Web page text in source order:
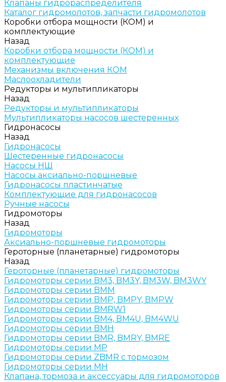
Клапаны гидрораспределителя
Каталог гидромолотов, запчасти гидромолотов
Коробки отбора мощности (КОМ) и
комплектующие
Назад
Коробки отбора мощности (КОМ) и
комплектующие
Механизмы включения КОМ
Маслоохладители
Редукторы и мультипликаторы
Назад
Редукторы и мультипликаторы
Мультипликаторы насосов шестеренных
Гидронасосы
Назад
Гидронасосы
Шестеренные гидронасосы
Насосы НШ
Насосы аксиально-поршневые
Гидронасосы пластинчатые
Комплектующие для гидронасосов
Ручные насосы
Гидромоторы
Назад
Гидромоторы
Аксиально-поршневые гидромоторы
Героторные (планетарные) гидромоторы
Назад
Героторные (планетарные) гидромоторы
Гидромоторы серии BM3, BM3Y, BM3W, BM3WY
Гидромоторы серии BMM
Гидромоторы серии BMP, BMPY, BMPW
Гидромоторы серии BMRW1
Гидромоторы серии BМ4, BM4U, BМ4WU
Гидромоторы серии BМH
Гидромоторы серии BМR, BMRY, BМRE
Гидромоторы серии MP
Гидромоторы серии ZBMR с тормозом
Гидромоторы серии МH
Клапана, тормоза и аксессуары для гидромоторов